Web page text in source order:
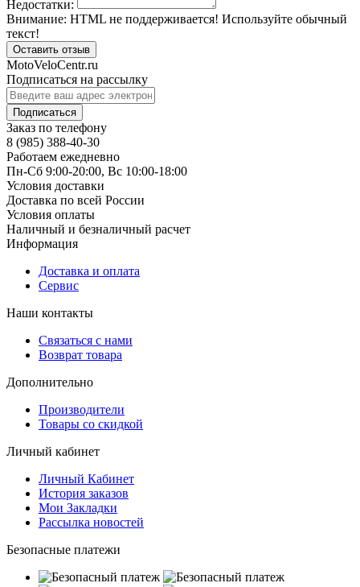
Недостатки:
Внимание: HTML не поддерживается! Используйте обычный
текст!
Оставить отзыв
MotoVeloCentr.ru
Подписаться на рассылку
Подписаться
Заказ по телефону
8 (985) 388-40-30
Работаем ежедневно
Пн-Сб 9:00-20:00, Вс 10:00-18:00
Условия доставки
Доставка по всей России
Условия оплаты
Наличный и безналичный расчет
Информация
Доставка и оплата
Сервис
Наши контакты
Связаться с нами
Возврат товара
Дополнительно
Производители
Товары со скидкой
Личный кабинет
Личный Кабинет
История заказов
Мои Закладки
Рассылка новостей
Безопасные платежи